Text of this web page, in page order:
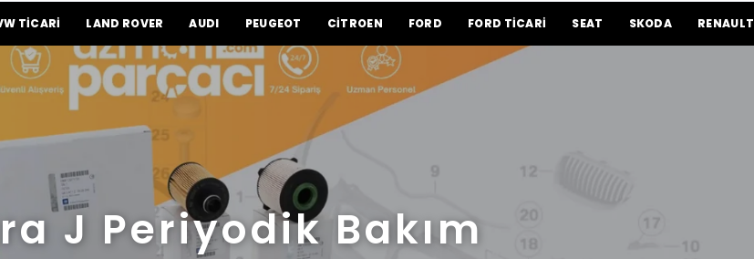
TİCARİ LAND ROVER AUDI PEUGEOT CİTROEN FORD FORD TİCARİ SEAT SKODA RENAULT
J Periyodik Bakım